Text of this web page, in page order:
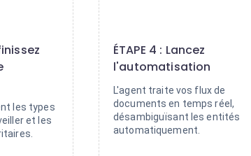
les types
et les
ÉTAPE 4 : Lancez
l'automatisation
L'agent traite vos flux de
documents en temps réel,
désambiguïsant les entités
automatiquement.